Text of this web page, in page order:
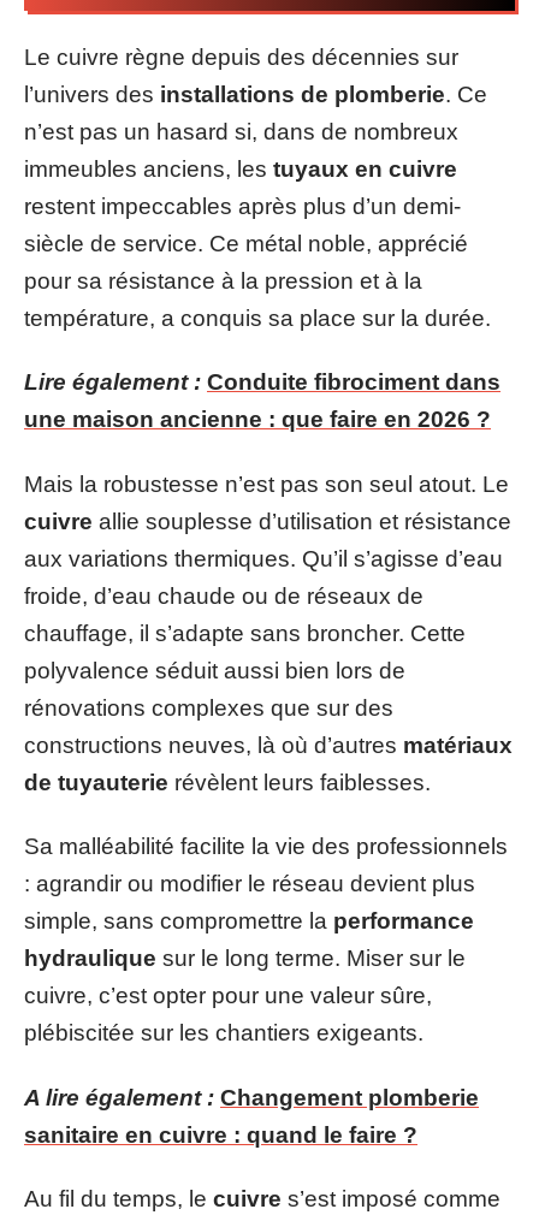
Le cuivre règne depuis des décennies sur
l’univers des installations de plomberie. Ce
n’est pas un hasard si, dans de nombreux
immeubles anciens, les tuyaux en cuivre
restent impeccables après plus d’un demi-
siècle de service. Ce métal noble, apprécié
pour sa résistance à la pression et à la
température, a conquis sa place sur la durée.
Lire également : Conduite fibrociment dans
une maison ancienne : que faire en 2026 ?
Mais la robustesse n’est pas son seul atout. Le
cuivre allie souplesse d’utilisation et résistance
aux variations thermiques. Qu’il s’agisse d’eau
froide, d’eau chaude ou de réseaux de
chauffage, il s’adapte sans broncher. Cette
polyvalence séduit aussi bien lors de
rénovations complexes que sur des
constructions neuves, là où d’autres matériaux
de tuyauterie révèlent leurs faiblesses.
Sa malléabilité facilite la vie des professionnels
: agrandir ou modifier le réseau devient plus
simple, sans compromettre la performance
hydraulique sur le long terme. Miser sur le
cuivre, c’est opter pour une valeur sûre,
plébiscitée sur les chantiers exigeants.
A lire également : Changement plomberie
sanitaire en cuivre : quand le faire ?
Au fil du temps, le cuivre s’est imposé comme